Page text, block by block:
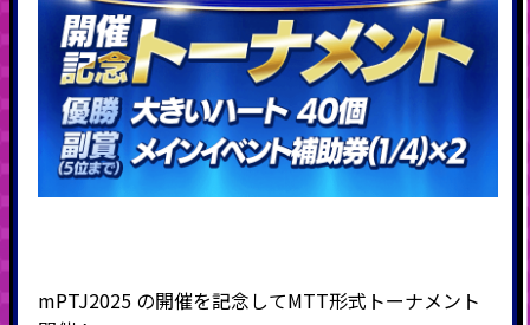
mPTJ2025 の開催を記念してMTT形式トーナメント